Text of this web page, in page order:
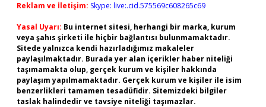
Reklam ve İletişim: Skype: live:.cid.575569c608265c69
Yasal Uyarı: Bu internet sitesi, herhangi bir marka, kurum
veya şahıs şirketi ile hiçbir bağlantısı bulunmamaktadır.
Sitede yalnızca kendi hazırladığımız makaleler
paylaşılmaktadır. Burada yer alan içerikler haber niteliği
taşımamakta olup, gerçek kurum ve kişiler hakkında
paylaşım yapılmamaktadır. Gerçek kurum ve kişiler ile isim
benzerlikleri tamamen tesadüfidir. Sitemizdeki bilgiler
taslak halindedir ve tavsiye niteliği taşımazlar.